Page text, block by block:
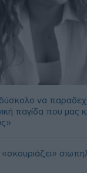
δύσκολο να
παγίδα που μας